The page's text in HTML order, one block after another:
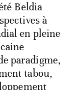
Beldia
à
en pleine
paradigme,
tabou,